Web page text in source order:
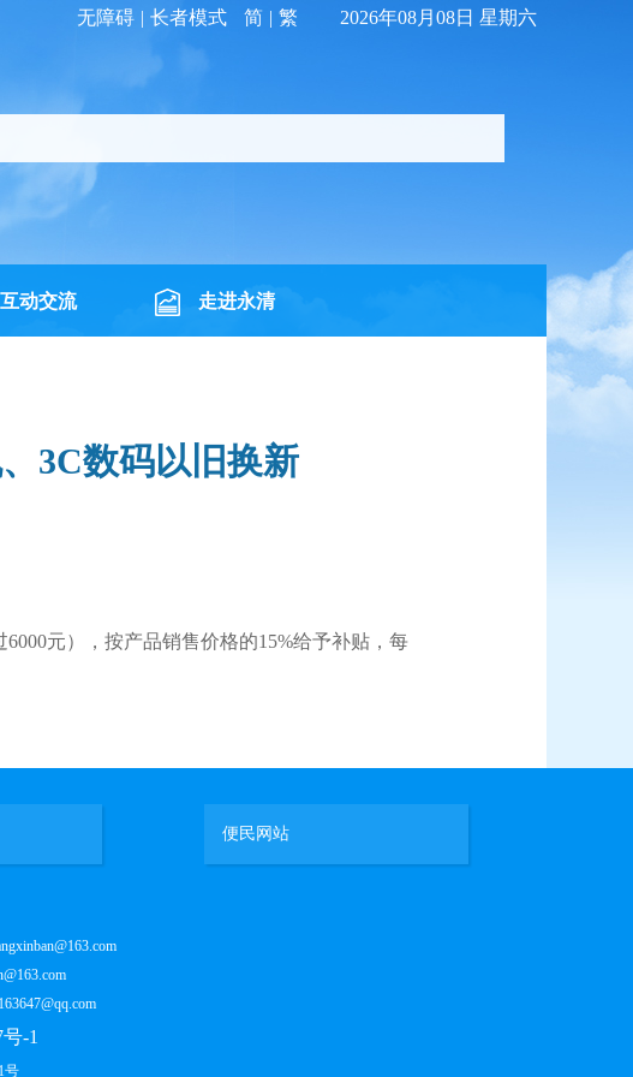
无障碍 | 长者模式 简 | 繁 2026年08月08日 星期六
互动交流 走进永清
3C数码以旧换新
6000元），按产品销售价格的15%给予补贴，每
便民网站
-1
号